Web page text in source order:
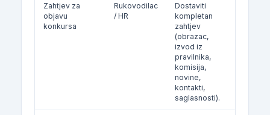
Zahtjev za
objavu
konkursa
Rukovodilac
/ HR
Dostaviti
kompletan
zahtjev
(obrazac,
izvod iz
pravilnika,
komisija,
novine,
kontakti,
saglasnosti).